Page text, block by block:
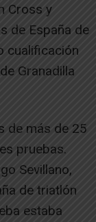
Cross y
de España de
cualificación
Granadilla
de más de 25
pruebas.
Sevillano,
de triatlón
estaba